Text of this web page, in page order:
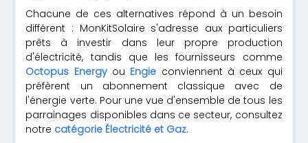
Chacune de ces alternatives répond à un besoin
différent : MonKitSolaire s'adresse aux particuliers
prêts à investir dans leur propre production
d'électricité, tandis que les fournisseurs comme
Octopus Energyou Engie conviennent à ceux qui
préfèrent un abonnement classique avec de
l'énergie verte. Pour une vue d'ensemble de tous les
parrainages disponibles dans ce secteur, consultez
notre catégorie Électricité et Gaz.